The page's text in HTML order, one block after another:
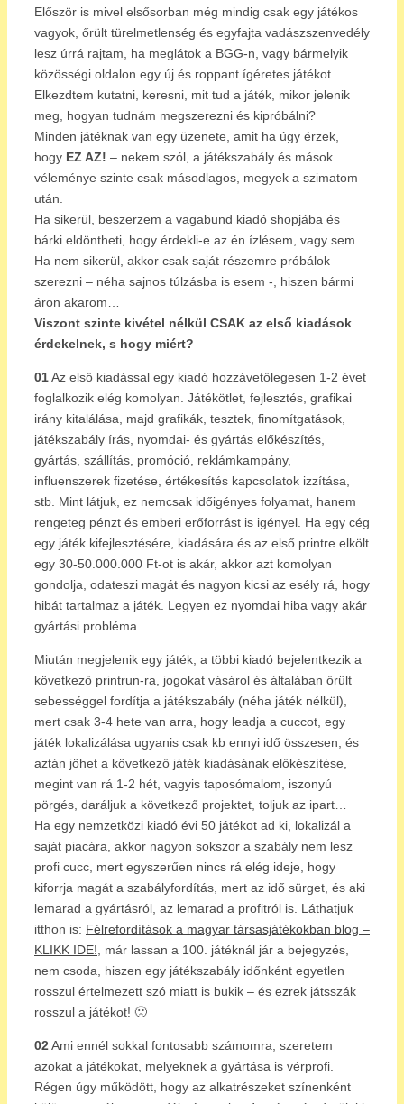
Először is mivel elsősorban még mindig csak egy játékos
vagyok, őrült türelmetlenség és egyfajta vadászszenvedély
lesz úrrá rajtam, ha meglátok a BGG-n, vagy bármelyik
közösségi oldalon egy új és roppant ígéretes játékot.
Elkezdtem kutatni, keresni, mit tud a játék, mikor jelenik
meg, hogyan tudnám megszerezni és kipróbálni?
Minden játéknak van egy üzenete, amit ha úgy érzek,
hogy EZ AZ! – nekem szól, a játékszabály és mások
véleménye szinte csak másodlagos, megyek a szimatom
után.
Ha sikerül, beszerzem a vagabund kiadó shopjába és
bárki eldöntheti, hogy érdekli-e az én ízlésem, vagy sem.
Ha nem sikerül, akkor csak saját részemre próbálok
szerezni – néha sajnos túlzásba is esem -, hiszen bármi
áron akarom…
Viszont szinte kivétel nélkül CSAK az első kiadások
érdekelnek, s hogy miért?
01Az első kiadással egy kiadó hozzávetőlegesen 1-2 évet
foglalkozik elég komolyan. Játékötlet, fejlesztés, grafikai
irány kitalálása, majd grafikák, tesztek, finomítgatások,
játékszabály írás, nyomdai- és gyártás előkészítés,
gyártás, szállítás, promóció, reklámkampány,
influenszerek fizetése, értékesítés kapcsolatok izzítása,
stb. Mint látjuk, ez nemcsak időigényes folyamat, hanem
rengeteg pénzt és emberi erőforrást is igényel. Ha egy cég
egy játék kifejlesztésére, kiadására és az első printre elkölt
egy 30-50.000.000 Ft-ot is akár, akkor azt komolyan
gondolja, odateszi magát és nagyon kicsi az esély rá, hogy
hibát tartalmaz a játék. Legyen ez nyomdai hiba vagy akár
gyártási probléma.
Miután megjelenik egy játék, a többi kiadó bejelentkezik a
következő printrun-ra, jogokat vásárol és általában őrült
sebességgel fordítja a játékszabály (néha játék nélkül),
mert csak 3-4 hete van arra, hogy leadja a cuccot, egy
játék lokalizálása ugyanis csak kb ennyi idő összesen, és
aztán jöhet a következő játék kiadásának előkészítése,
megint van rá 1-2 hét, vagyis taposómalom, iszonyú
pörgés, daráljuk a következő projektet, toljuk az ipart…
Ha egy nemzetközi kiadó évi 50 játékot ad ki, lokalizál a
saját piacára, akkor nagyon sokszor a szabály nem lesz
profi cucc, mert egyszerűen nincs rá elég ideje, hogy
kiforrja magát a szabályfordítás, mert az idő sürget, és aki
lemarad a gyártásról, az lemarad a profitról is. Láthatjuk
itthon is: Félrefordítások a magyar társasjátékokban blog –
KLIKK IDE! , már lassan a 100. játéknál jár a bejegyzés,
nem csoda, hiszen egy játékszabály időnként egyetlen
rosszul értelmezett szó miatt is bukik – és ezrek játsszák
rosszul a játékot! 🙁
02 Ami ennél sokkal fontosabb számomra, szeretem
azokat a játékokat, melyeknek a gyártása is vérprofi.
Régen úgy működött, hogy az alkatrészeket színenként